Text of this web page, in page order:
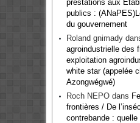
prestations aux
publics :
du gouvernement
Roland gnimady
agroindustrielle des
exploitation
white star (appelée
Azongwégwé)
Roch NEPOdans
frontières / De
contrebande :